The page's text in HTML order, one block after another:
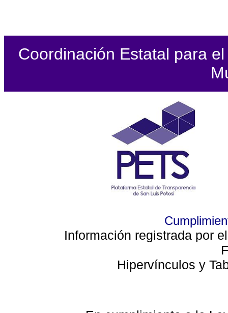
Coordinación Estatal para
Información registrada por
Hipervínculos y